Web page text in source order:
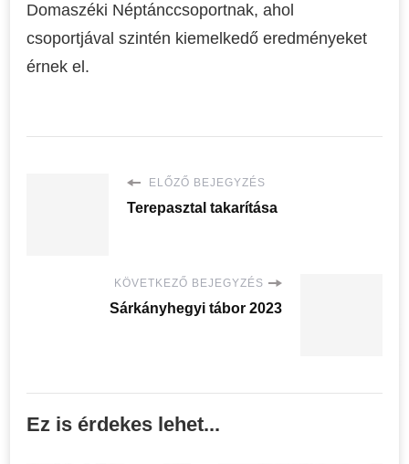
Domaszéki Néptánccsoportnak, ahol
csoportjával szintén kiemelkedő eredményeket
érnek el.
ELŐZŐ BEJEGYZÉS
Terepasztal takarítása
KÖVETKEZŐ BEJEGYZÉS
Sárkányhegyi tábor 2023
Ez is érdekes lehet...